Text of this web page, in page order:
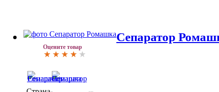
Оцените товар
Сепаратор